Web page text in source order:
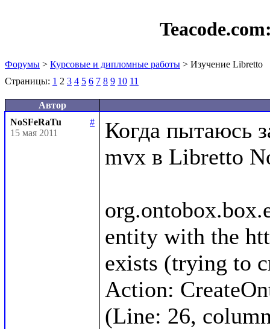
Форумы > Курсовые и дипломные работы > Изучение Libretto
Страницы: 1 2 3 4 5 6 7 8 9 10 11
Автор
NoSFeRaTu
#
15 мая 2011
Когда пытаюсь
mvx в Libretto
entity with the
exists (trying to
Action:
(Line: 26,